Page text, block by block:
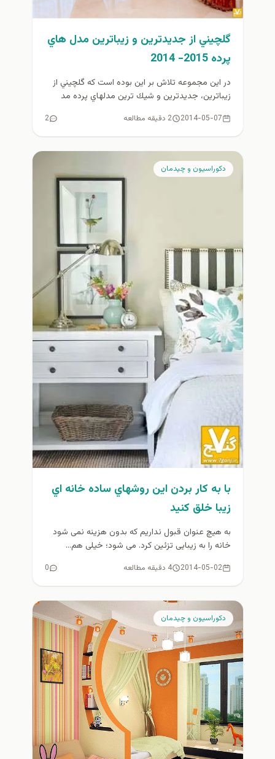
گلچيني از جديدترين و زيباترين مدل هاي
پرده 2015- 2014
در اين مجموعه تلاش بر اين بوده است كه گلچيني از
زيباترين، جديدترين و شيك ترين مدلهاي پرده مد
2014-05-07 2 دقیقه مطالعه 2
دكوراسيون و چيدمان
با به كار بردن اين روشهاي ساده خانه اي
زيبا خلق كنيد
به هیچ عنوان قبول نداریم که بدون هزینه نمی شود
خانه را به زیبایی تزئین کرد. می شود؛ خیلی هم...
2014-05-02 4 دقیقه مطالعه 0
دكوراسيون و چيدمان